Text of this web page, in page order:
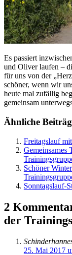
Es passiert
und Oliver laufen –
für uns von der
schöner, wenn wir
heute mal zufällig
gemeinsam
Ähnliche
Freitagslauf
Gemeinsames
Schöner
Sonntagslauf-
2
der
25. Mai 2017